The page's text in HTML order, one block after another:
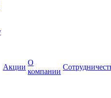
Акции
О
компании